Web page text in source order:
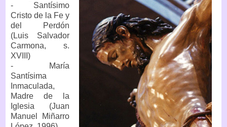
- Santísimo
Cristo de la Fe y
del Perdón
(Luis Salvador
Carmona, s.
XVIII)
- María
Santísima
Inmaculada,
Madre de la
Iglesia (Juan
Manuel Miñarro